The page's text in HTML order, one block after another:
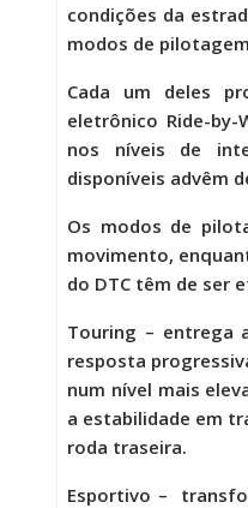
condições da
modos de
Cada um deles
eletrônico Ride-
nos níveis de
disponíveis advêm
Os modos de
movimento,
do DTC têm de ser
Touring – entrega
resposta
num nível mais
a estabilidade em
roda traseira.
Esportivo –